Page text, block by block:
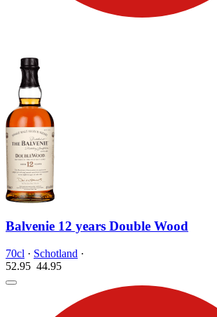
Balvenie 12 years Double Wood
70cl · Schotland ·
52.95 44.95